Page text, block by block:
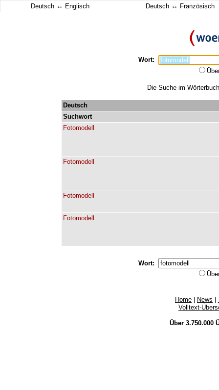
Deutsch ↔ Englisch Deutsch ↔ Französisch
Wort:
Die Suche im
Deutsch
Suchwort
Fotomodell
Fotomodell
Fotomodell
Fotomodell
Wort:
Home News
Volltext-
Über 3.750.000